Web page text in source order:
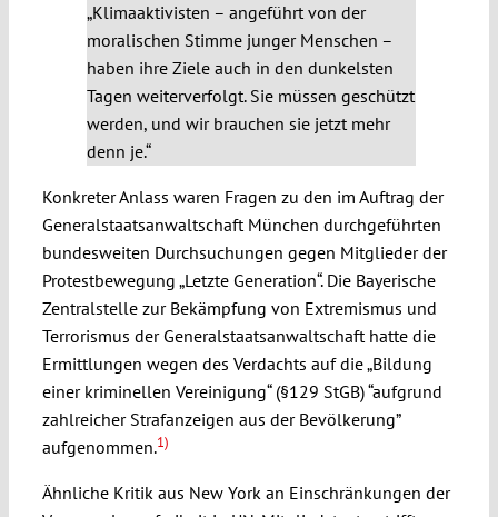
„Klimaaktivisten – angeführt von der
moralischen Stimme junger Menschen –
haben ihre Ziele auch in den dunkelsten
Tagen weiterverfolgt. Sie müssen geschützt
werden, und wir brauchen sie jetzt mehr
denn je.“
Konkreter Anlass waren Fragen zu den im Auftrag der
Generalstaatsanwaltschaft München durchgeführten
bundesweiten Durchsuchungen gegen Mitglieder der
Protestbewegung „Letzte Generation“. Die Bayerische
Zentralstelle zur Bekämpfung von Extremismus und
Terrorismus der Generalstaatsanwaltschaft hatte die
Ermittlungen wegen des Verdachts auf die „Bildung
einer kriminellen Vereinigung“ (§129 StGB) “aufgrund
zahlreicher Strafanzeigen aus der Bevölkerung”
aufgenommen.1)
Ähnliche Kritik aus New York an Einschränkungen der